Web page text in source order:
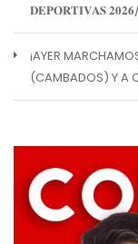
𝐃𝐄𝐏𝐎𝐑𝐓𝐈𝐕𝐀𝐒 𝟐𝟎𝟐𝟔/
¡AYER
(CAMBADOS) Y A